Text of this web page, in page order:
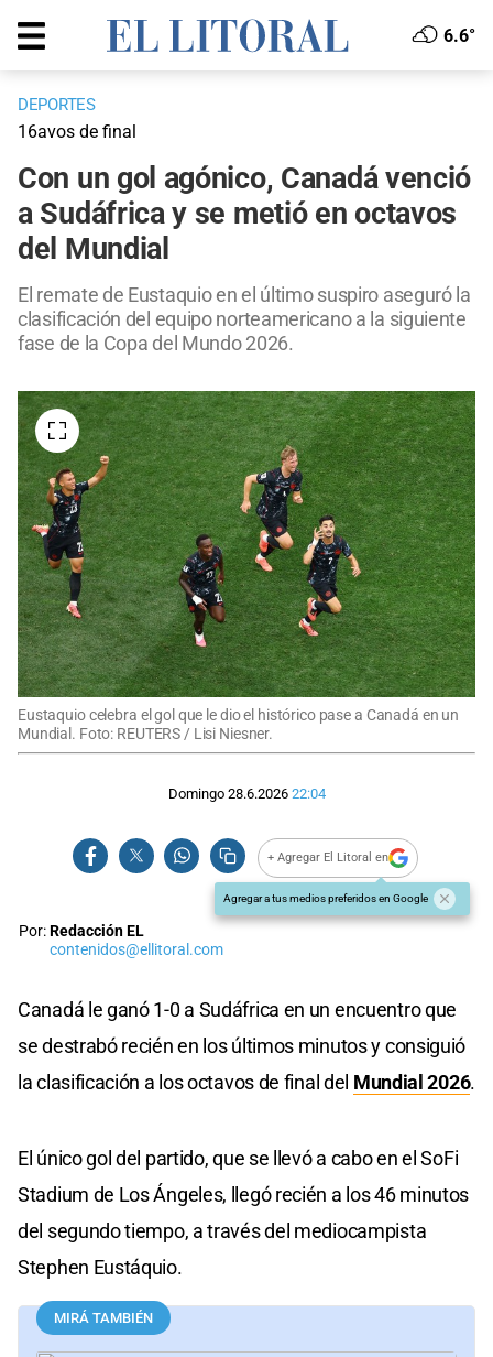
6.6°
DEPORTES
16avos de final
Con un gol agónico, Canadá venció
a Sudáfrica y se metió en octavos
del Mundial
El remate de Eustaquio en el último suspiro aseguró la
clasificación del equipo norteamericano a la siguiente
fase de la Copa del Mundo 2026.
Eustaquio celebra el gol que le dio el histórico pase a Canadá en un
Mundial. Foto: REUTERS / Lisi Niesner.
Domingo 28.6.2026 22:04
+ Agregar El Litoral en
Agregar a tus medios preferidos en Google
Por:Redacción EL
contenidos@ellitoral.com
Canadá le ganó 1-0 a Sudáfrica en un encuentro que
se destrabó recién en los últimos minutos y consiguió
la clasificación a los octavos de final del Mundial 2026.
El único gol del partido, que se llevó a cabo en el SoFi
Stadium de Los Ángeles, llegó recién a los 46 minutos
del segundo tiempo, a través del mediocampista
Stephen Eustáquio.
MIRÁ TAMBIÉN